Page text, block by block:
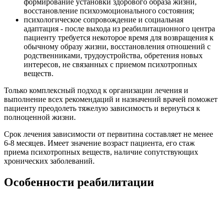
восстановление психоэмоционального состояния;
психологическое сопровождение и социальная
адаптация - после выхода из реабилитационного центра
пациенту требуется некоторое время для возвращения к
обычному образу жизни, восстановления отношений с
родственниками, трудоустройства, обретения новых
интересов, не связанных с приемом психотропных
веществ.
Только комплексный подход к организации лечения и
выполнение всех рекомендаций и назначений врачей поможет
пациенту преодолеть тяжелую зависимость и вернуться к
полноценной жизни.
Срок лечения зависимости от первитина составляет не менее
6-8 месяцев. Имеет значение возраст пациента, его стаж
приема психотропных веществ, наличие сопутствующих
хронических заболеваний.
Особенности реабилитации